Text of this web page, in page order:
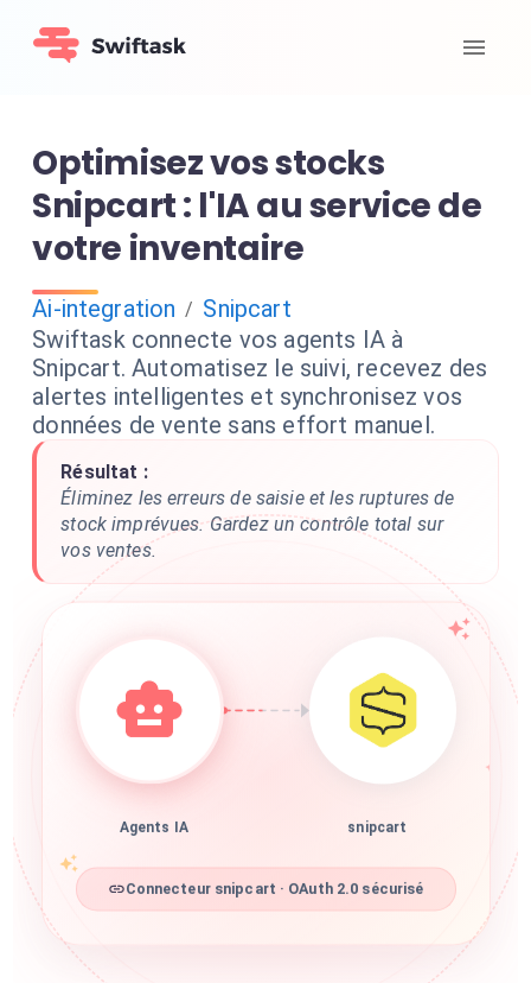
Optimisez vos stocks
Snipcart : l'IA au service de
votre inventaire
Ai-integration / Snipcart
Swiftask connecte vos agents IA à
Snipcart. Automatisez le suivi, recevez des
alertes intelligentes et synchronisez vos
données de vente sans effort manuel.
Résultat :
Éliminez les erreurs de saisie et les ruptures de
stock imprévues. Gardez un contrôle total sur
vos ventes.
Agents IA snipcart
Connecteur snipcart · OAuth 2.0 sécurisé